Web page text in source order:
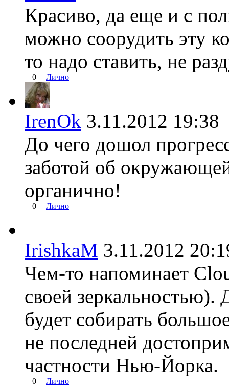
Красиво, да еще и с
можно соорудить эту
то надо ставить, не
0 Лично
IrenOk 3.11.2012
До чего дошол
заботой об
органично!
0 Лично
IrishkaM 3.11.2012
Чем-то напоминает
своей зеркальностью).
будет собирать
не последней
частности Нью-Йорка.
0 Лично